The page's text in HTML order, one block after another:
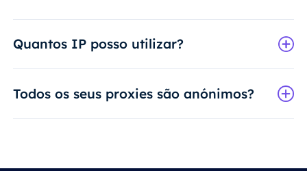
Quantos IP posso utilizar?
Todos os seus proxies são anónimos?